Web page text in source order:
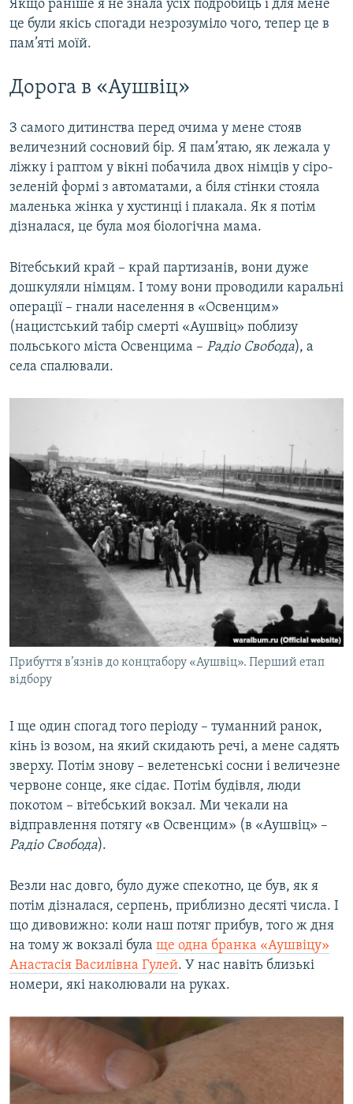
Якщо раніше я не знала усіх подробиць і для мене
це були якісь спогади незрозуміло чого, тепер це в
пам’яті моїй.
Дорога в «Аушвіц»
З самого дитинства перед очима у мене стояв
величезний сосновий бір. Я пам’ятаю, як лежала у
ліжку і раптом у вікні побачила двох німців у сіро-
зеленій формі з автоматами, а біля стінки стояла
маленька жінка у хустинці і плакала. Як я потім
дізналася, це була моя біологічна мама.
Вітебський край – край партизанів, вони дуже
дошкуляли німцям. І тому вони проводили каральні
операції – гнали населення в «Освенцим»
(нацистський табір смерті «Аушвіц» поблизу
польського міста Освенцима – Радіо Свобода), а
села спалювали.
Прибуття в’язнів до концтабору «Аушвіц». Перший етап
відбору
І ще один спогад того періоду – туманний ранок,
кінь із возом, на який скидають речі, а мене садять
зверху. Потім знову – велетенські сосни і величезне
червоне сонце, яке сідає. Потім будівля, люди
покотом – вітебський вокзал. Ми чекали на
відправлення потягу «в Освенцим» (в «Аушвіц» –
Радіо Свобода).
Везли нас довго, було дуже спекотно, це був, як я
потім дізналася, серпень, приблизно десяті числа. І
що дивовижно: коли наш потяг прибув, того ж дня
на тому ж вокзалі була ще одна бранка «Аушвіцу»
Анастасія Василівна Гулей. У нас навіть близькі
номери, які наколювали на руках.